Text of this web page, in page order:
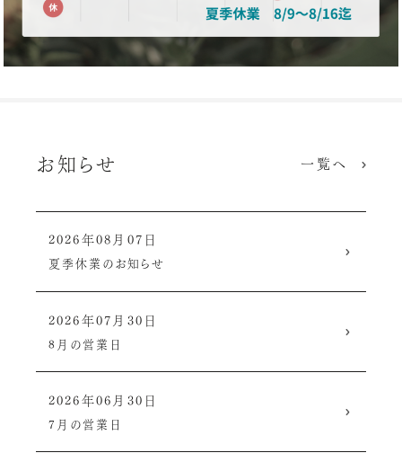
お知らせ 一覧へ
2026年08月07日
夏季休業のお知らせ
2026年07月30日
8月の営業日
2026年06月30日
7月の営業日